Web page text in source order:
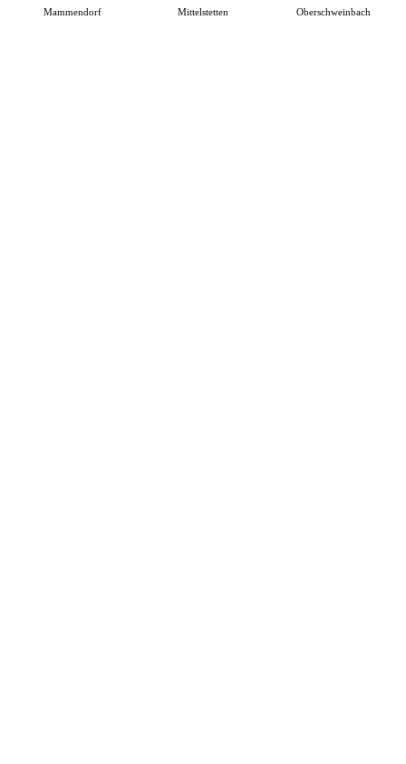
Mammendorf Mittelstetten Oberschweinbach